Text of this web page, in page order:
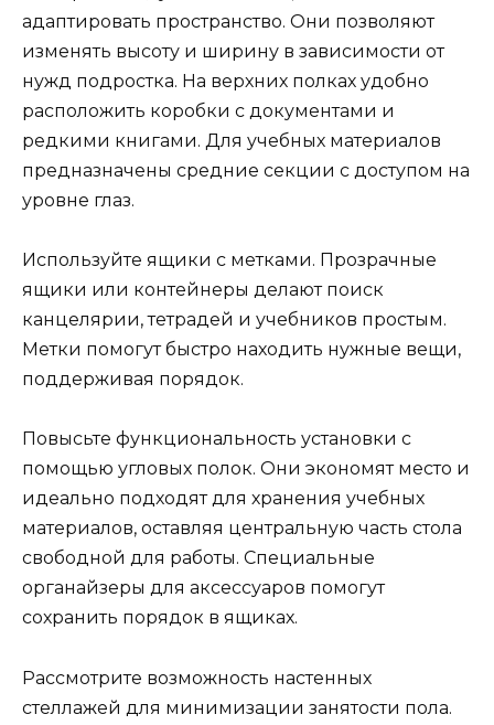
адаптировать пространство. Они позволяют
изменять высоту и ширину в зависимости от
нужд подростка. На верхних полках удобно
расположить коробки с документами и
редкими книгами. Для учебных материалов
предназначены средние секции с доступом на
уровне глаз.
Используйте ящики с метками. Прозрачные
ящики или контейнеры делают поиск
канцелярии, тетрадей и учебников простым.
Метки помогут быстро находить нужные вещи,
поддерживая порядок.
Повысьте функциональность установки с
помощью угловых полок. Они экономят место и
идеально подходят для хранения учебных
материалов, оставляя центральную часть стола
свободной для работы. Специальные
органайзеры для аксессуаров помогут
сохранить порядок в ящиках.
Рассмотрите возможность настенных
стеллажей для минимизации занятости пола.